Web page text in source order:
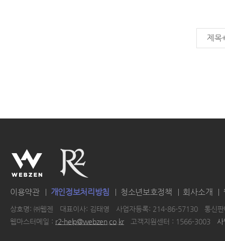
제목
이용약관 개인정보처리방침 청소년보호정책 회사소개
상호명: ㈜웹젠 대표이사: 김태영 사업자등록: 214-86-57130
통신
웹마스터메일 : r2-help@webzen.co.kr 고객지원센터 : 1566-3003